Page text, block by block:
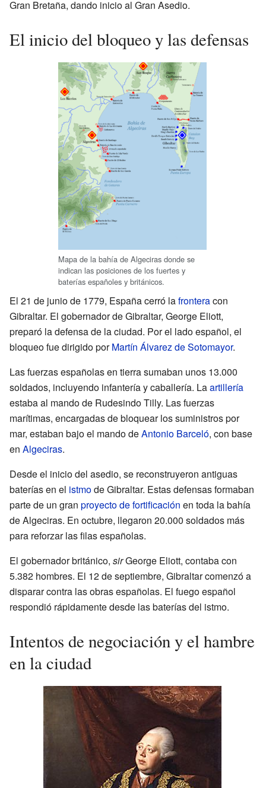
Gran Bretaña, dando inicio al Gran Asedio.
El inicio del bloqueo y las defensas
Mapa de la bahía de Algeciras donde se
indican las posiciones de los fuertes y
baterías españoles y británicos.
El 21 de junio de 1779, España cerró lafronteracon
Gibraltar. El gobernador de Gibraltar, George Eliott,
preparó la defensa de la ciudad. Por el lado español, el
bloqueo fue dirigido porMartín Álvarez de Sotomayor.
Las fuerzas españolas en tierra sumaban unos 13.000
soldados, incluyendo infantería y caballería. Laartillería
estaba al mando de Rudesindo Tilly. Las fuerzas
marítimas, encargadas de bloquear los suministros por
mar, estaban bajo el mando deAntonio Barceló, con base
en Algeciras.
Desde el inicio del asedio, se reconstruyeron antiguas
baterías en el istmode Gibraltar. Estas defensas formaban
parte de un gran proyecto de fortificación en toda la bahía
de Algeciras. En octubre, llegaron 20.000 soldados más
para reforzar las filas españolas.
El gobernador británico, sirGeorge Eliott, contaba con
5.382 hombres. El 12 de septiembre, Gibraltar comenzó a
disparar contra las obras españolas. El fuego español
respondió rápidamente desde las baterías del istmo.
Intentos de negociación y el hambre
en la ciudad